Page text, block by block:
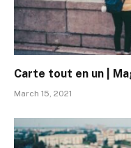
Carte tout en un |
March 15, 2021